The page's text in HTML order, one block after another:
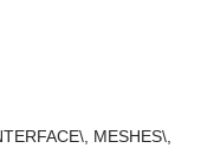
MESHES\,